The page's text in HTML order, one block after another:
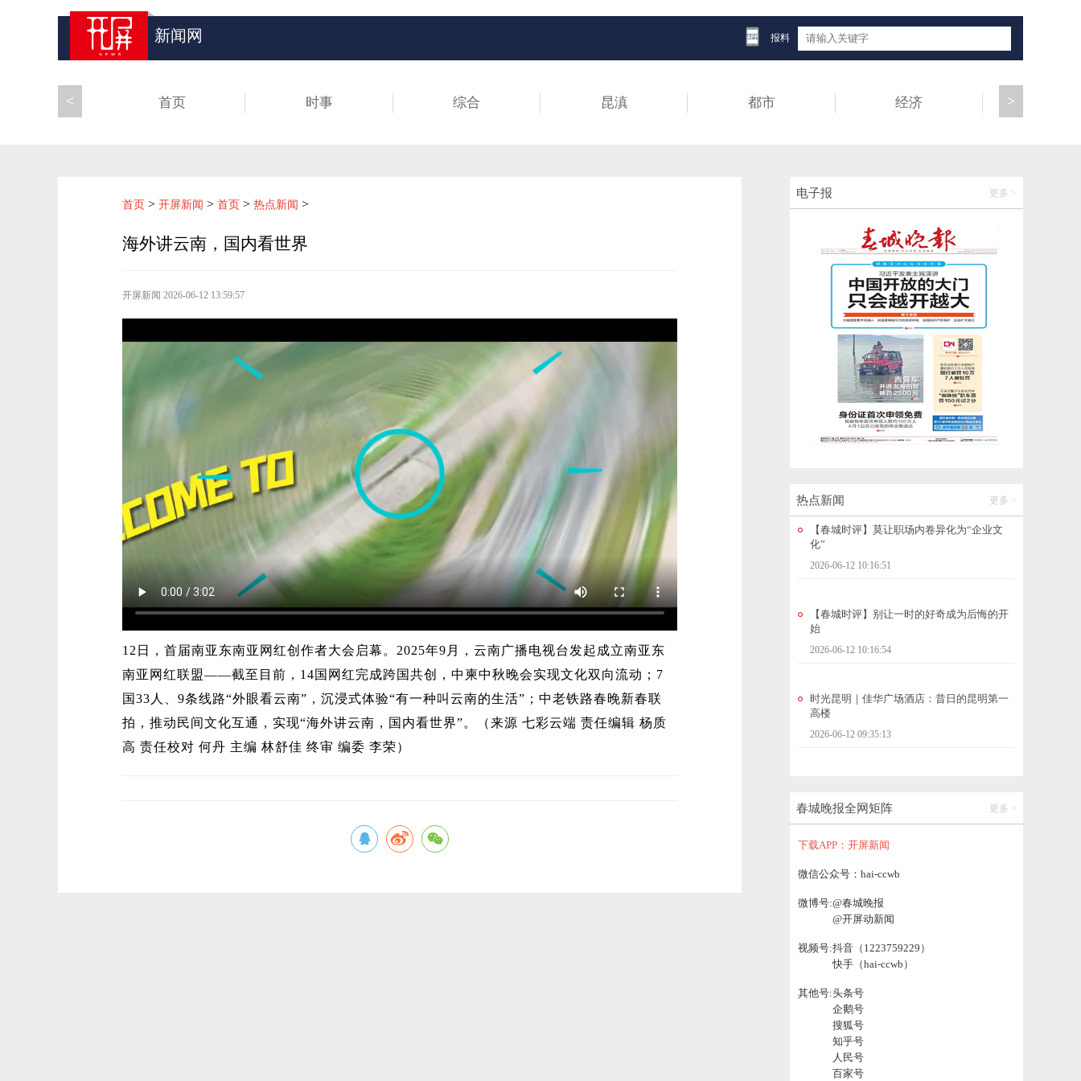
新闻网 报料
首页 时事 综合 昆滇 都市 经济 >
<
电子报 更多 >
热点新闻 更多 >
2026-06-12 13:59:57
壮大绿美通道经济！云南交投打造面向南亚
云南1名干部接受审查调查
2026-06-12 10:51:45
冒险雷探长（全网粉丝1710万）：从“一路欢
歌 一路情”的列车春晚，到琅勃拉邦的落日
湄公河，他用镜头记录下友谊的温暖瞬间
2026-06-12 10:51:49
泰国公主帕查拉吉迪雅帕逝世
2026-06-12 10:51:56
【春城时评】莫让职场内卷异化为“企业文
【春城时评】别让一时的好奇成为后悔的开
始
2026-06-12 10:16:54
时光昆明｜佳华广场酒店：昔日的昆明第一
高楼
2026-06-12 09:35:13
全球央行持续购金！近期金价为何走低？
2026-06-12 09:25:29
海外讲云南，国内看世界
2026-06-12 13:59:57
壮大绿美通道经济！云南交投打造面向南亚
东南亚交通发展新标杆
2026-06-12 11:46:59
春城晚报全网矩阵 更多 >
下载APP：开屏新闻
微信公众号：hai-ccwb
微博号:@春城晚报
@开屏动新闻
视频号:抖音（1223759229）
快手（hai-ccwb）
其他号:头条号
企鹅号
搜狐号
知乎号
人民号
百家号
首页 > 开屏新闻 > 首页 > 热点新闻 >
海外讲云南，国内看世界
开屏新闻 2026-06-12 13:59:57
12日，首届南亚东南亚网红创作者大会启幕。2025年9月，云南广播电视台发起成立南亚东
南亚网红联盟——截至目前，14国网红完成跨国共创，中柬中秋晚会实现文化双向流动；7
国33人、9条线路“外眼看云南”，沉浸式体验“有一种叫云南的生活”；中老铁路春晚新春联
拍，推动民间文化互通，实现“海外讲云南，国内看世界”。（来源 七彩云端 责任编辑 杨质
高 责任校对 何丹 主编 林舒佳 终审 编委 李荣）